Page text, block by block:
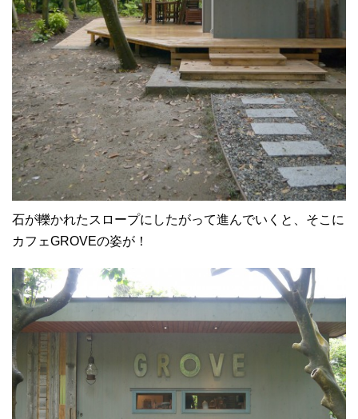
石が轢かれたスロープにしたがって進んでいくと、そこに
カフェGROVEの姿が！